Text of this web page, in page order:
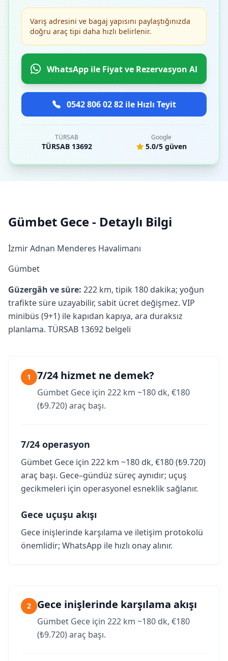
Varış adresini ve bagaj yapısını paylaştığınızda
doğru araç tipi daha hızlı belirlenir.
WhatsApp ile Fiyat ve Rezervasyon Al
0542 806 02 82 ile Hızlı Teyit
TÜRSAB
TÜRSAB 13692
Google
5.0/5 güven
Gümbet Gece - Detaylı Bilgi
İzmir Adnan Menderes Havalimanı
Gümbet
Güzergâh ve süre: 222 km, tipik 180 dakika; yoğun
trafikte süre uzayabilir, sabit ücret değişmez. VIP
minibüs (9+1) ile kapıdan kapıya, ara duraksız
planlama. TÜRSAB 13692 belgeli
1 7/24 hizmet ne demek?
Gümbet Gece için 222 km ~180 dk, €180
(₺9.720) araç başı.
7/24 operasyon
Gümbet Gece için 222 km ~180 dk, €180 (₺9.720)
araç başı. Gece–gündüz süreç aynıdır; uçuş
gecikmeleri için operasyonel esneklik sağlanır.
Gece uçuşu akışı
Gece inişlerinde karşılama ve iletişim protokolü
önemlidir; WhatsApp ile hızlı onay alınır.
2 Gece inişlerinde karşılama akışı
Gümbet Gece için 222 km ~180 dk, €180
(₺9.720) araç başı.